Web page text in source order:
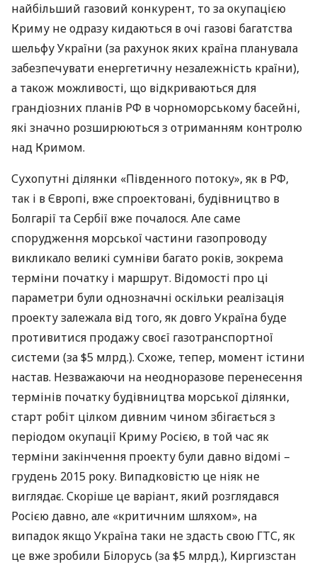
найбільший газовий конкурент, то за окупацією
Криму не одразу кидаються в очі газові багатства
шельфу України (за рахунок яких країна планувала
забезпечувати енергетичну незалежність країни),
а також можливості, що відкриваються для
грандіозних планів РФ в чорноморському басейні,
які значно розширюються з отриманням контролю
над Кримом.
Сухопутні ділянки «Південного потоку», як в РФ,
так і в Європі, вже спроектовані, будівництво в
Болгарії та Сербії вже почалося. Але саме
спорудження морської частини газопроводу
викликало великі сумніви багато років, зокрема
терміни початку і маршрут. Відомості про ці
параметри були однозначні оскільки реалізація
проекту залежала від того, як довго Україна буде
противитися продажу своєї газотранспортної
системи (за $5 млрд.). Схоже, тепер, момент істини
настав. Незважаючи на неодноразове перенесення
термінів початку будівництва морської ділянки,
старт робіт цілком дивним чином збігається з
періодом окупації Криму Росією, в той час як
терміни закінчення проекту були давно відомі –
грудень 2015 року. Випадковістю це ніяк не
виглядає. Скоріше це варіант, який розглядався
Росією давно, але «критичним шляхом», на
випадок якщо Україна таки не здасть свою ГТС, як
це вже зробили Білорусь (за $5 млрд.), Киргизстан